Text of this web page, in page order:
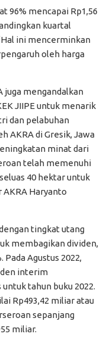
96% mencapai Rp1,56
kuartal
ini mencerminkan
oleh harga
juga mengandalkan
JIIPE untuk menarik
dan pelabuhan
AKRA di Gresik, Jawa
minat dari
telah memenuhi
40 hektar untuk
AKRA Haryanto
tingkat utang
membagikan dividen,
Agustus 2022,
interim
tahun buku 2022.
Rp493,42 miliar atau
sepanjang
miliar.